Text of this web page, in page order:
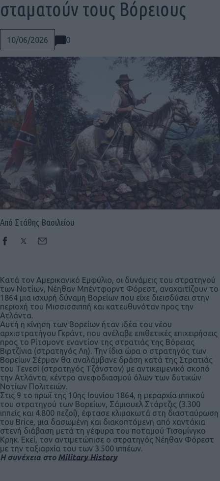
Social
10/06/2026 0
σταματούν τους Βόρειους
Από Στάθης Βασιλείου
Κατά τον Αμερικανικό Εμφύλιο, οι δυνάμεις του στρατηγού
των Νοτίων, Νέηθαν Μπέντφορντ Φόρεστ, αναχαιτίζουν το
1864 μια ισχυρή δύναμη Βορείων που είχε διεισδύσει στην
περιοχή του Μισσισσιππή και κατευθυνόταν προς την
Ατλάντα.
Αυτή η κίνηση των Βορείων ήταν ιδέα του νέου
αρχιστρατήγου Γκράντ, που ανέλαβε επιθετικές επιχειρήσεις
προς το Ρίτσμοντ εναντίον της στρατιάς της Βόρειας
Βιρτζίνια (στρατηγός Λη). Την ίδια ώρα ο στρατηγός των
Βορείων Σέρμαν θα αναλάμβανε δράση κατά της Στρατιάς
του Τενεσί (στρατηγός Τζόνστον) με αντικειμενικό σκοπό
την Ατλάντα, κέντρο ανεφοδιασμού όλων των δυτικών
Νοτίων Πολιτειών.
Στις 9 το πρωΐ της 10ης Ιουνίου 1864, η μεραρχία ιππικού
του στρατηγού των Βορείων, Σάμιουελ Στάρτζις (3.300
ιππείς και 4.800 πεζοί), έφτασε κλιμακωτά στη διασταύρωση
του Brice, μια δασωμένη και διακοπτόμενη από χαντάκια
στενή διάβαση μετά τη γέφυρα του ποταμού Τισομίνγκο
Κρηκ. Εκεί, τον αντιμετώπισε ο στρατηγός Νέηθαν Φόρεστ
με την ταξιαρχία του των 3.500 ιππέων.
Η συνέχεια στο Military History